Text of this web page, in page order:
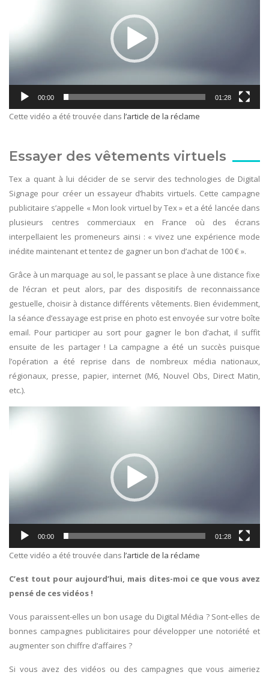
00:00 01:28
Cette vidéo a été trouvée dans l’article de la réclame
Essayer des vêtements virtuels
Tex a quant à lui décider de se servir des technologies de Digital
Signage pour créer un essayeur d’habits virtuels. Cette campagne
publicitaire s’appelle « Mon look virtuel by Tex » et a été lancée dans
plusieurs centres commerciaux en France où des écrans
interpellaient les promeneurs ainsi : « vivez une expérience mode
inédite maintenant et tentez de gagner un bon d’achat de 100 € ».
Grâce à un marquage au sol, le passant se place à une distance fixe
de l’écran et peut alors, par des dispositifs de reconnaissance
gestuelle, choisir à distance différents vêtements. Bien évidemment,
la séance d’essayage est prise en photo est envoyée sur votre boîte
email. Pour participer au sort pour gagner le bon d’achat, il suffit
ensuite de les partager ! La campagne a été un succès puisque
l’opération a été reprise dans de nombreux média nationaux,
régionaux, presse, papier, internet (M6, Nouvel Obs, Direct Matin,
etc.).
00:00 01:28
Cette vidéo a été trouvée dans l’article de la réclame
C’est tout pour aujourd’hui, mais dites-moi ce que vous avez
pensé de ces vidéos !
Vous paraissent-elles un bon usage du Digital Média ? Sont-elles de
bonnes campagnes publicitaires pour développer une notoriété et
augmenter son chiffre d’affaires ?
Si vous avez des vidéos ou des campagnes que vous aimeriez